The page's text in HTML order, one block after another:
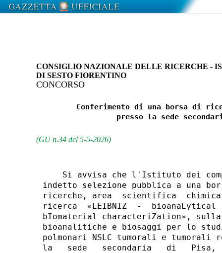
CONSIGLIO NAZIONALE DELLE RICERCHE -
DI SESTO FIORENTINO
CONCORSO
Conferimento di una borsa di
presso la sede
(GU n.34 del 5-5-2026)
Si avvisa che l'Istituto dei
indetto selezione pubblica a una
ricerche, area  scientifica
ricerca  «LEIBNIZ  -
bIomaterial characteriZation», sulla
bioanalitiche e biosaggi per lo
polmonari NSLC tumorali e
la   sede   secondaria   di   Pisa,